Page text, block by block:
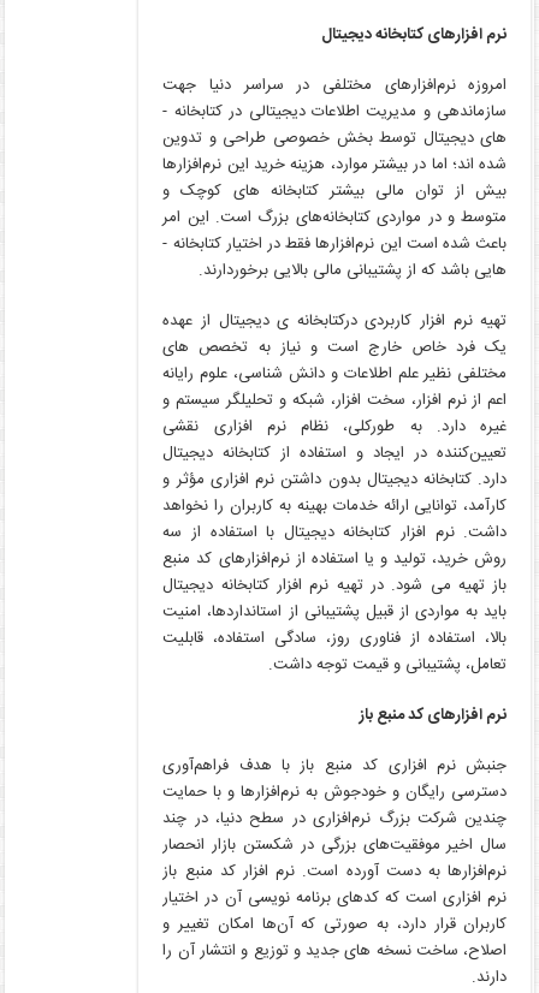
نرم­ افزار­های کتابخانه دیجیتال
امروزه نرم‌افزارهای مختلفی در سراسر دنیا جهت
سازماندهی و مدیریت اطلاعات دیجیتالی در کتابخانه ­
های دیجیتال توسط بخش خصوصی طراحی و تدوین
شده ­اند؛ اما در بیشتر موارد، هزینه خرید این نرم‌افزارها
بیش از توان مالی بیشتر کتابخانه ­های کوچک و
متوسط و در مواردی کتابخانه‌های بزرگ است. این امر
باعث شده است این نرم‌افزارها فقط در اختیار کتابخانه ­
هایی باشد که از پشتیبانی مالی بالایی برخوردارند.
تهیه نرم ­افزار کاربردی درکتابخانه ­ی دیجیتال از عهده
یک فرد خاص خارج است و نیاز به تخصص ­های
مختلفی نظیر علم ­اطلاعات و دانش­ شناسی، علوم رایانه
اعم ­از نرم ­افزار، سخت ­افزار، شبکه و تحلیلگر سیستم و
غیره دارد. به ­طور­کلی، نظام نرم­ افزاری نقشی
تعیین‌کننده در ایجاد و استفاده از کتابخانه دیجیتال
دارد. کتابخانه دیجیتال بدون داشتن نرم ­افزاری مؤثر و
کارآمد، توانایی ارائه خدمات بهینه به کاربران را نخواهد
داشت. نرم­ افزار کتابخانه دیجیتال با استفاده از سه
روش خرید، تولید و یا استفاده از نرم‌افزارهای کد منبع
باز تهیه می ­شود. در تهیه نرم­ افزار کتابخانه دیجیتال
باید به مواردی از قبیل پشتیبانی از استانداردها، امنیت
بالا، استفاده از فناوری روز، سادگی استفاده، قابلیت
تعامل، پشتیبانی و قیمت توجه داشت.
نرم ­افزارهای کد منبع باز
جنبش نرم ­افزاری کد منبع باز با هدف فراهم‌آوری
دسترسی رایگان و خودجوش به نرم‌افزارها و با حمایت
چندین شرکت بزرگ نرم‌افزاری در سطح دنیا، در چند
سال اخیر موفقیت‌های بزرگی در شکستن بازار انحصار
نرم‌افزارها به دست آورده است. نرم­ افزار کد منبع باز
نرم­ افزاری است که کد­های برنامه­ نویسی آن در اختیار
کاربران قرار دارد، به صورتی که آن‌ها امکان تغییر و
اصلاح، ساخت نسخه ­های جدید و توزیع و انتشار آن را
دارند.